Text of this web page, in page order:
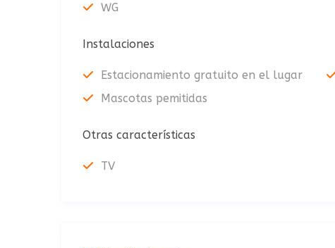
WG
Instalaciones
Estacionamiento gratuito en el lugar
Mascotas pemitidas
Otras características
TV